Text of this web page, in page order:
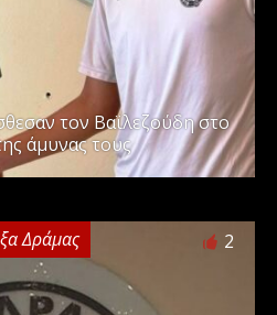
τον Βαϊλεζούδη στο
άμυνας τους
Δράμας 2